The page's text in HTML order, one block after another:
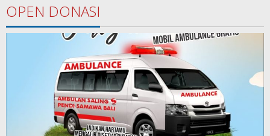
OPEN DONASI